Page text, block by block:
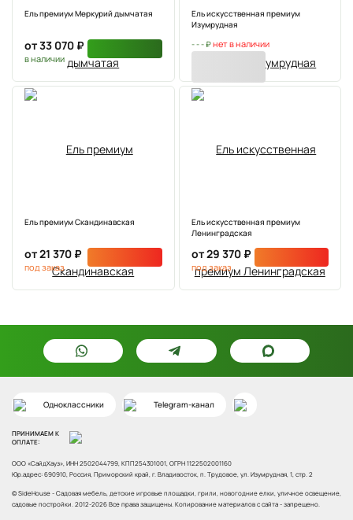
Ель премиум Меркурий дымчатая
от 33 070 ₽
в наличии
Ель искусственная премиум
Изумрудная
- - - ₽нет в наличии
Ель премиум Скандинавская
от 21 370 ₽
под заказ
Ель искусственная премиум
Ленинградская
от 29 370 ₽
под заказ
Одноклассники Telegram-канал
ПРИНИМАЕМ К
ОПЛАТЕ:
ООО «СайдХауз», ИНН 2502044799, КПП254301001, ОГРН 1122502001160
Юр.адрес: 690910, Россия, Приморский край, г. Владивосток, п. Трудовое, ул. Изумрудная, 1, стр. 2
© SideHouse - Садовая мебель, детские игровые площадки, грили, новогодние елки, уличное освещение,
садовые постройки.2012-2026 Все права защищены. Копирование материалов с сайта - запрещено.